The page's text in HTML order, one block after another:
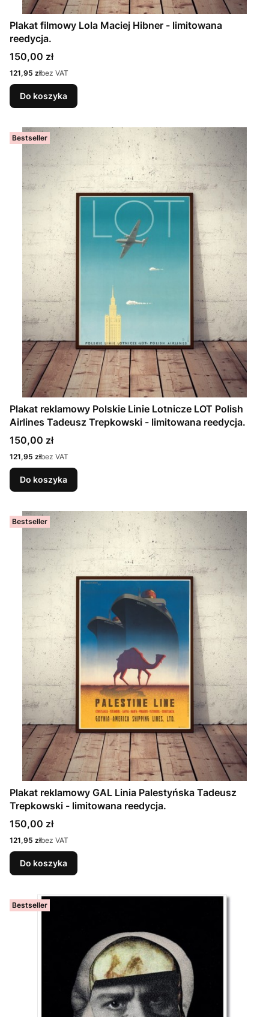
Plakat filmowy Lola Maciej Hibner - limitowana
reedycja.
Cena
150,00 zł
Cena
121,95 złbez VAT
Do koszyka
Bestseller
Plakat reklamowy Polskie Linie Lotnicze LOT Polish
Airlines Tadeusz Trepkowski - limitowana reedycja.
Cena
150,00 zł
Cena
121,95 złbez VAT
Do koszyka
Bestseller
Plakat reklamowy GAL Linia Palestyńska Tadeusz
Trepkowski - limitowana reedycja.
Cena
150,00 zł
Cena
121,95 złbez VAT
Do koszyka
Bestseller